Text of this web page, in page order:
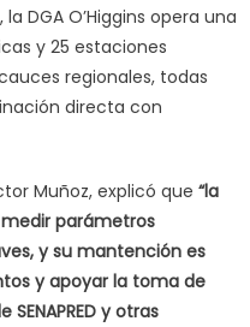
DGA O’Higgins opera una
y 25 estaciones
regionales, todas
directa con
Muñoz, explicó que “la
parámetros
y su mantención es
y apoyar la toma de
y otras